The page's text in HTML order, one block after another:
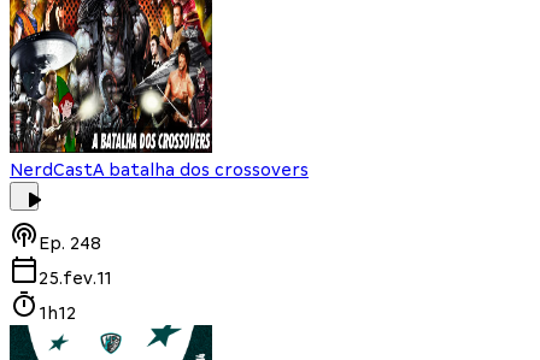
NerdCastA batalha dos crossovers
Ep. 248
25.fev.11
1h12